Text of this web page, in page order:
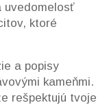
uvedomelosť
ktoré
a popisy
kameňmi.
rešpektujú tvoje